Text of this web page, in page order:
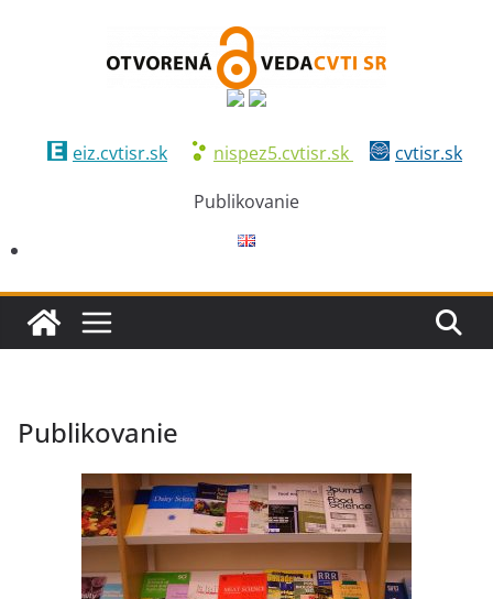
eiz.cvtisr.sk nispez5.cvtisr.sk
cvtisr.sk
Publikovanie
Publikovanie